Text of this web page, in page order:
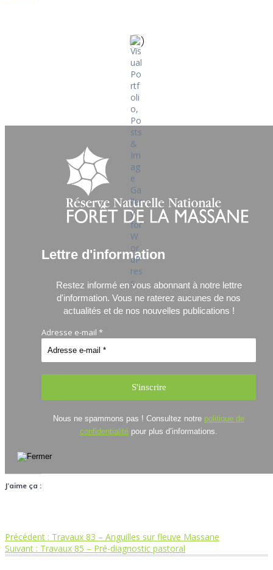
Lettre d'information
Restez informé en vous abonnant à notre lettre
d'information. Vous ne raterez aucunes de nos
actualités et de nos nouvelles publications !
Adresse e-mail *
Nous ne spammons pas ! Consultez notre politique de
confidentialité pour plus d’informations.
J’aime ça :
Navigation
Précédent : Article
précédent
Travaux 83 – Anguilles sur fleuve Massane
Suivant : Article
Travaux 85 – Pré-diagnostic pastoral